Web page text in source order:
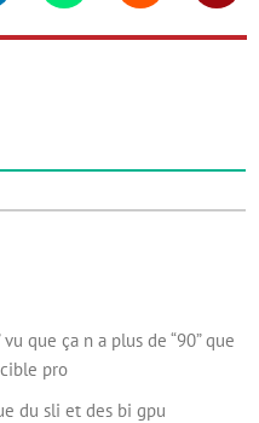
que ça n a plus de “90” que
pro
du sli et des bi gpu